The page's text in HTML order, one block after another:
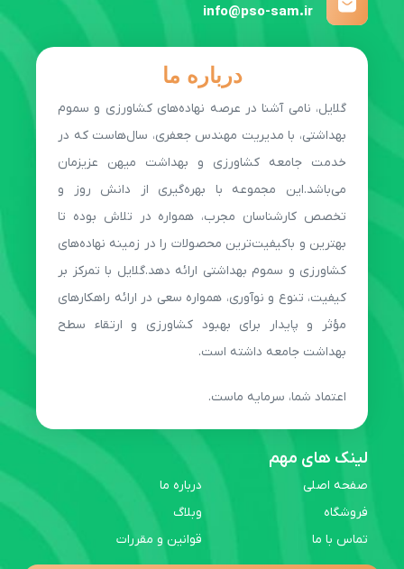
لینک های مهم
صفحه اصلی
فروشگاه
تماس با ما
درباره ما
وبلاگ
قوانین و مقررات
درباره ما
گلایل، نامی آشنا در عرصه نهاده‌های کشاورزی و سموم
بهداشتی، با مدیریت مهندس جعفری، سال‌هاست که در
خدمت جامعه کشاورزی و بهداشت میهن عزیزمان
می‌باشد.این مجموعه با بهره‌گیری از دانش روز و
تخصص کارشناسان مجرب، همواره در تلاش بوده تا
بهترین و باکیفیت‌ترین محصولات را در زمینه نهاده‌های
کشاورزی و سموم بهداشتی ارائه دهد.گلایل با تمرکز بر
کیفیت، تنوع و نوآوری، همواره سعی در ارائه راهکارهای
مؤثر و پایدار برای بهبود کشاورزی و ارتقاء سطح
بهداشت جامعه داشته است.
اعتماد شما، سرمایه ماست.
info@pso-sam.ir